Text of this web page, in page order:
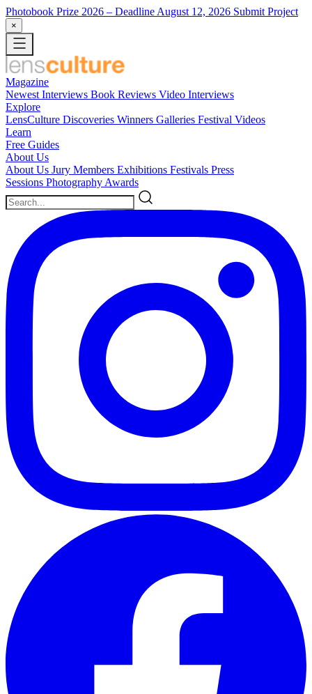
Photobook Prize 2026 – Deadline August 12, 2026 Submit Project
×
Magazine
Newest Interviews Book Reviews Video Interviews
Explore
LensCulture Discoveries Winners Galleries Festival Videos
Learn
Free Guides
About Us
About Us Jury Members Exhibitions Festivals Press
Sessions Photography Awards